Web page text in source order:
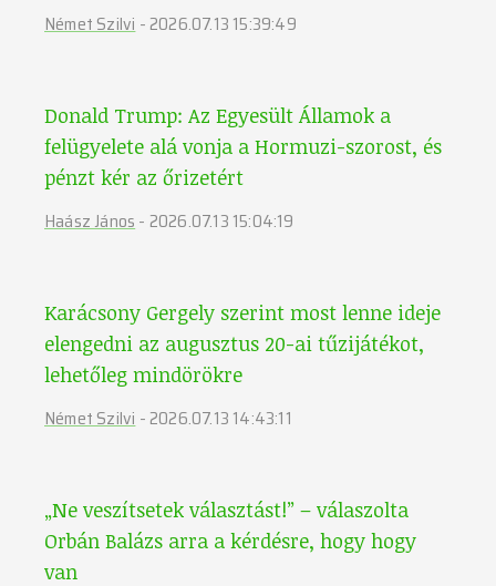
Német Szilvi- 2026.07.13 15:39:49
Donald Trump: Az Egyesült Államok a
felügyelete alá vonja a Hormuzi-szorost, és
pénzt kér az őrizetért
Haász János- 2026.07.13 15:04:19
Karácsony Gergely szerint most lenne ideje
elengedni az augusztus 20-ai tűzijátékot,
lehetőleg mindörökre
Német Szilvi - 2026.07.13 14:43:11
„Ne veszítsetek választást!” – válaszolta
Orbán Balázs arra a kérdésre, hogy hogy
van